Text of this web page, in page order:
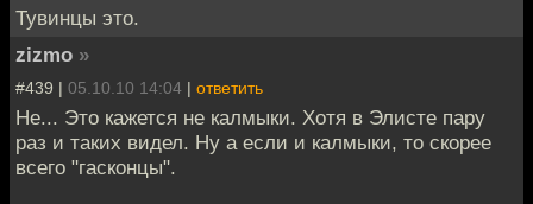
Тувинцы это.
zizmo »
#439 | 05.10.10 14:04 | ответить
Не... Это кажется не калмыки. Хотя в Элисте пару
раз и таких видел. Ну а если и калмыки, то скорее
всего "гасконцы".